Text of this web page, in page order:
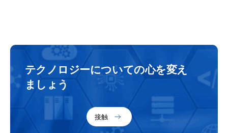
テクノロジーについての心を変え
ましょう
接触